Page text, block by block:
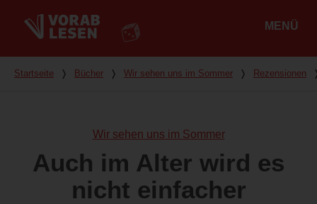
MENÜ
Du bist hier
Startseite ❭ Bücher ❭ Wir sehen uns im Sommer ❭ Rezensionen
Wir sehen uns im Sommer
Auch im Alter wird es
nicht einfacher